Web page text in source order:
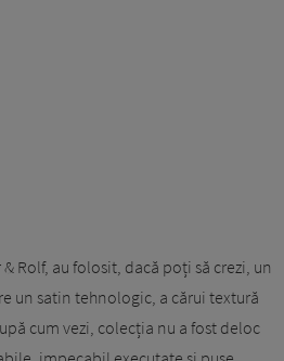
Rolf, au folosit, dacă poți să crezi, un
un satin tehnologic, a cărui textură
cum vezi, colecția nu a fost deloc